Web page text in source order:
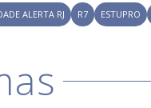
e
o
ALERTA RJ R7 ESTUPRO